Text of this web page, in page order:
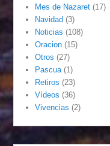
Mes de Nazaret (17)
Navidad (3)
Noticias (108)
Oracion (15)
Otros (27)
Pascua (1)
Retiros (23)
Vídeos (36)
Vivencias (2)